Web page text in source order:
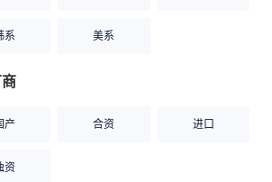
系 美系
产 合资 进口
资